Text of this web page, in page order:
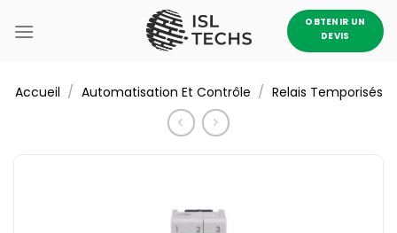
au
OBTENIR UN
DEVIS
Accueil / Automatisation Et Contrôle / Relais Temporisés